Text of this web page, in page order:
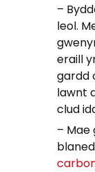
–
leol.
eraill
gardd
lawnt
clud
– Mae